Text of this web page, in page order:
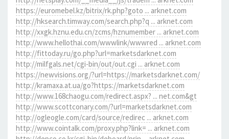
https://euromebel.kz/bitrix/rk.php?goto ... arknet.com
http://hksearch.timway.com/search.php?q ... arknet.com
http://xxgk.hznu.edu.cn/zcms/hznumember ... arknet.com
http://www.hellothai.com/wwwlink/wwwred ... arknet.com
http://fittoday.ru/go.php?url=marketsdarknet.com
http://milfgals.net/cgi-bin/out/out.cgi ... arknet.com
https://newvisions.org/?url=https://marketsdarknet.com/
http://kramaxa.at.ua/go?https://marketsdarknet.com
http://www.168chaogu.com/redirect.aspx? ... net.com&gt
http://www.scottconary.com/?url=marketsdarknet.com
http://ogleogle.com/card/source/redirec ... arknet.com
http://www.cointalk.com/proxy.php?link= ... arknet.com